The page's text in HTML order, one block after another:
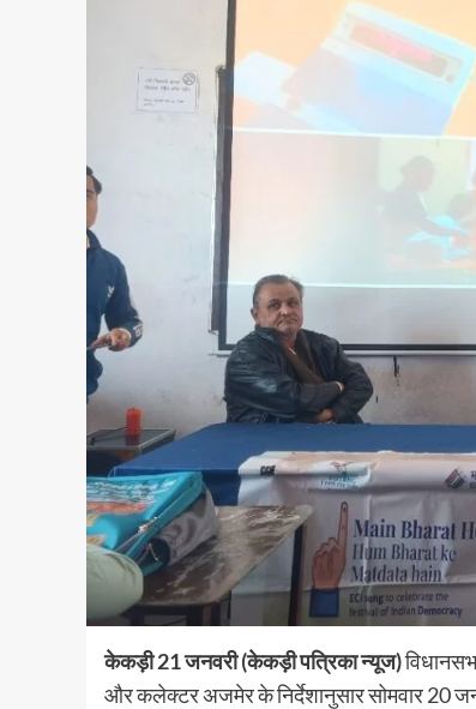
केकड़ी 21 जनवरी (केकड़ी पत्रिका न्यूज)
और कलेक्टर अजमेर के निर्देशानुसार सोमवार 20